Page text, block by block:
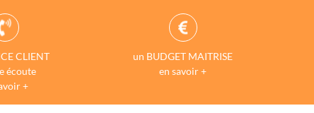
CLIENT
écoute
+
un BUDGET MAITRISE
en savoir +